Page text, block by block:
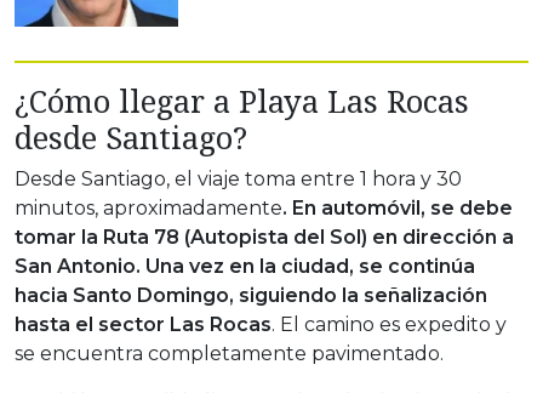
¿Cómo llegar a Playa Las Rocas
desde Santiago?
Desde Santiago, el viaje toma entre 1 hora y 30
minutos, aproximadamente. En automóvil, se debe
tomar la Ruta 78 (Autopista del Sol) en dirección a
San Antonio. Una vez en la ciudad, se continúa
hacia Santo Domingo, siguiendo la señalización
hasta el sector Las Rocas. El camino es expedito y
se encuentra completamente pavimentado.